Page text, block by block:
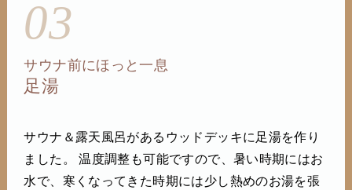
03
サウナ前にほっと一息
足湯
サウナ＆露天風呂があるウッドデッキに足湯を作り
ました。 温度調整も可能ですので、暑い時期にはお
水で、寒くなってきた時期には少し熱めのお湯を張